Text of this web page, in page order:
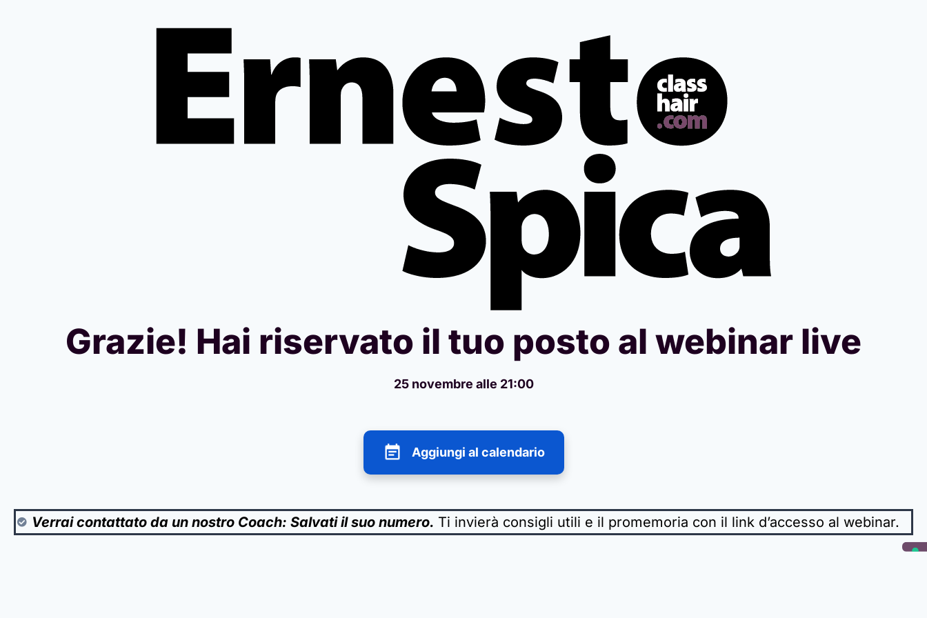
Grazie! Hai riservato il tuo posto al webinar live
25 novembre alle 21:00
Aggiungi al calendario
Verrai contattato da un nostro Coach: Salvati il suo numero. Ti invierà consigli utili e il promemoria con il link d’accesso al webinar.